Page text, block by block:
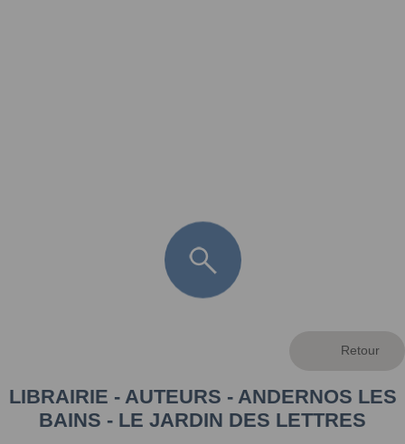
LIBRAIRIE - AUTEURS - ANDERNOS LES
BAINS - LE JARDIN DES LETTRES